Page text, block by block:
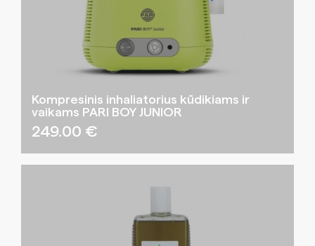
Kompresinis inhaliatorius kūdikiams ir
vaikams PARI BOY JUNIOR
249.00 €